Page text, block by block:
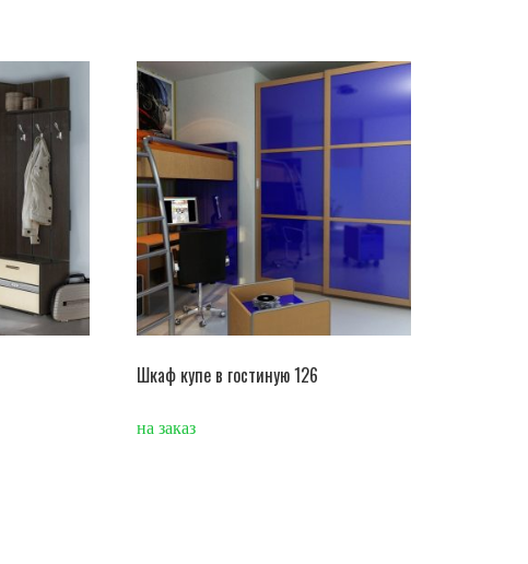
Шкаф купе в гостиную 126
на заказ